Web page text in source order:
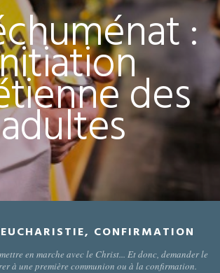
:
des
adultes
CONFIRMATION
en marche avec le Christ... Et donc, demander le
à une première communion ou à la confirmation.